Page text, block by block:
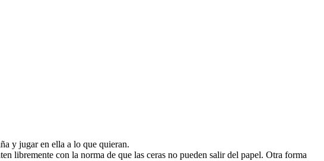
y jugar en ella a lo que quieran.
libremente con la norma de que las ceras no pueden salir del papel. Otra forma